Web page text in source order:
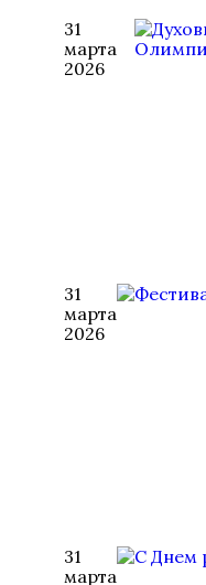
31
марта
2026
31
марта
2026
31
марта